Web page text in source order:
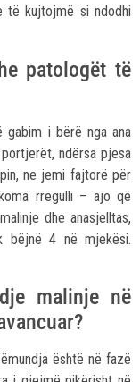
të kujtojmë si ndodhi
patologët të
i bërë nga ana
portjerët, ndërsa pjesa
ne jemi fajtorë për
rregulli – ajo që
dhe anasjelltas,
bëjnë 4 në mjekësi.
malinje në
është në fazë